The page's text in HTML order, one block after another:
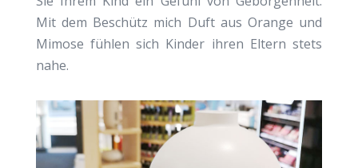
Mit dem Beschütz mich Duft aus Orange und
Mimose fühlen sich Kinder ihren Eltern stets
nahe.